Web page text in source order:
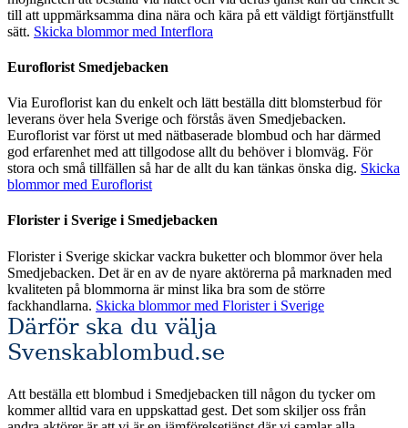
till att uppmärksamma dina nära och kära på ett väldigt förtjänstfullt
sätt. Skicka blommor med Interflora
Euroflorist Smedjebacken
Via Euroflorist kan du enkelt och lätt beställa ditt blomsterbud för
leverans över hela Sverige och förstås även Smedjebacken.
Euroflorist var först ut med nätbaserade blombud och har därmed
god erfarenhet med att tillgodose allt du behöver i blomväg. För
stora och små tillfällen så har de allt du kan tänkas önska dig. Skicka
blommor med Euroflorist
Florister i Sverige i Smedjebacken
Florister i Sverige skickar vackra buketter och blommor över hela
Smedjebacken. Det är en av de nyare aktörerna på marknaden med
kvaliteten på blommorna är minst lika bra som de större
fackhandlarna. Skicka blommor med Florister i Sverige
Därför ska du välja
Svenskablombud.se
Att beställa ett blombud i Smedjebacken till någon du tycker om
kommer alltid vara en uppskattad gest. Det som skiljer oss från